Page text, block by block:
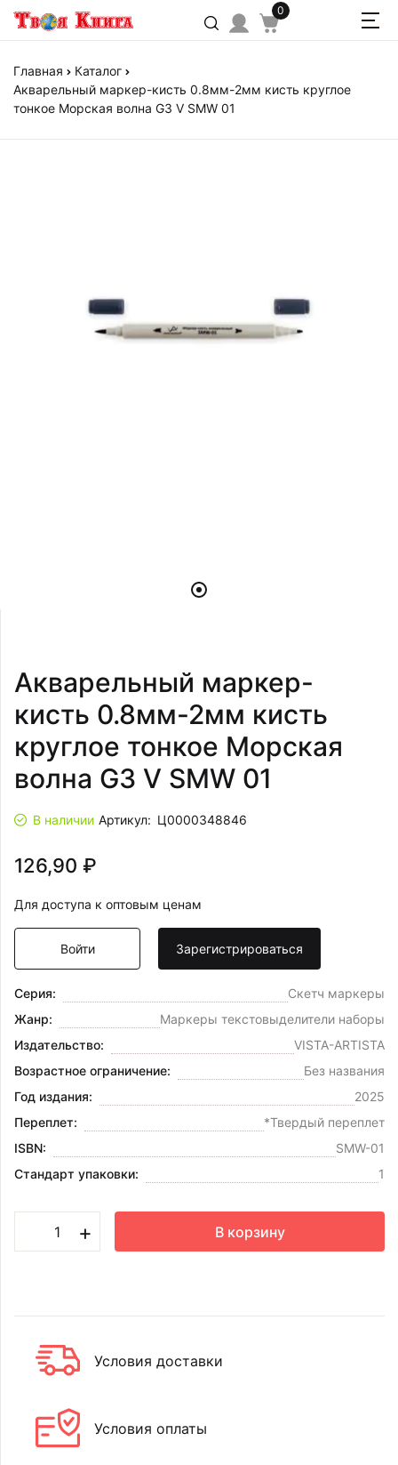
0
Главная
Каталог
Акварельный маркер-кисть 0.8мм-2мм кисть круглое
тонкое Морская волна G3 V SMW 01
Акварельный маркер-
кисть 0.8мм-2мм кисть
круглое тонкое Морская
волна G3 V SMW 01
В наличии Артикул: Ц0000348846
126,90 ₽
Для доступа к оптовым ценам
Войти Зарегистрироваться
Серия:
Скетч маркеры
Жанр:
Маркеры текстовыделители наборы
Издательство:
VISTA-ARTISTA
Возрастное ограничение:
Без названия
Год издания:
2025
Переплет:
*Твердый переплет
ISBN:
SMW-01
Стандарт упаковки:
1
+ В корзину
Условия доставки
Условия оплаты